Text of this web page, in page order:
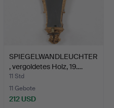
SPIEGELWANDLEUCHTER
, vergoldetes Holz, 19.…
11 Std
11 Gebote
212 USD